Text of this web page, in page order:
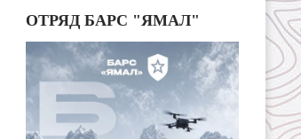
ОТРЯД БАРС "ЯМАЛ"